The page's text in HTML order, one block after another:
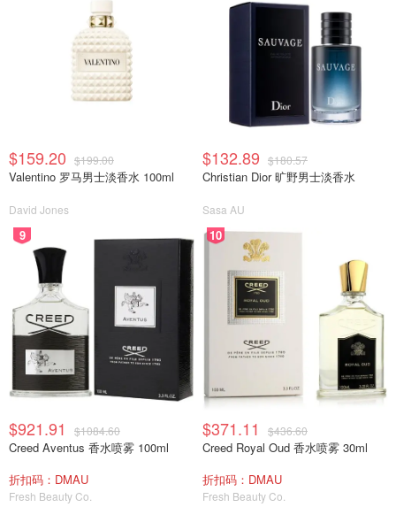
$159.20 $199.00
Valentino 罗马男士淡香水 100ml
David Jones
$132.89 $180.57
Christian Dior 旷野男士淡香水
Sasa AU
9
$921.91 $1084.60
Creed Aventus 香水喷雾 100ml
折扣码：DMAU
Fresh Beauty Co.
10
$371.11 $436.60
Creed Royal Oud 香水喷雾 30ml
折扣码：DMAU
Fresh Beauty Co.